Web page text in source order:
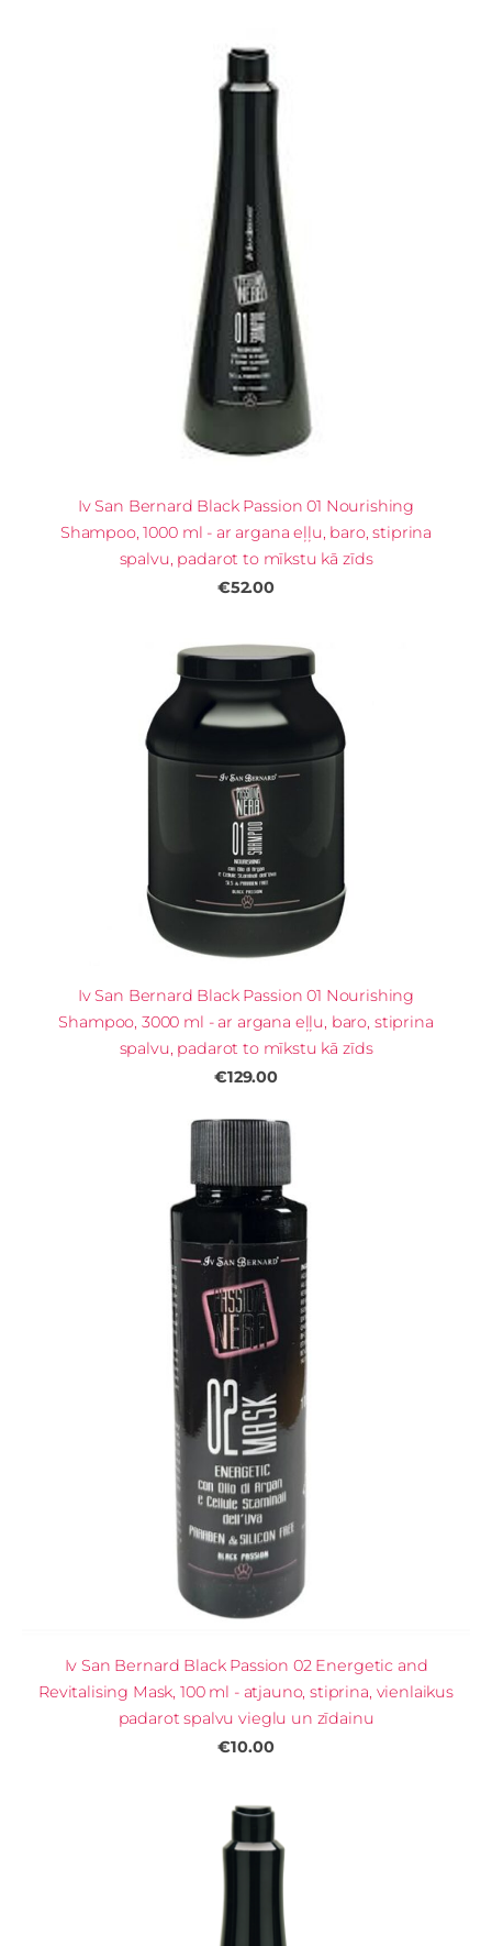
Iv San Bernard Black Passion 01 Nourishing
Shampoo, 1000 ml - ar argana eļļu, baro, stiprina
spalvu, padarot to mīkstu kā zīds
€52.00
Iv San Bernard Black Passion 01 Nourishing
Shampoo, 3000 ml - ar argana eļļu, baro, stiprina
spalvu, padarot to mīkstu kā zīds
€129.00
Iv San Bernard Black Passion 02 Energetic and
Revitalising Mask, 100 ml - atjauno, stiprina, vienlaikus
padarot spalvu vieglu un zīdainu
€10.00